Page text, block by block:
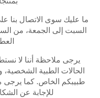
يرجى ملاحظة أننا لا
الحالات الطبية
طبيبكم الخاص. كما
للإجابة عن